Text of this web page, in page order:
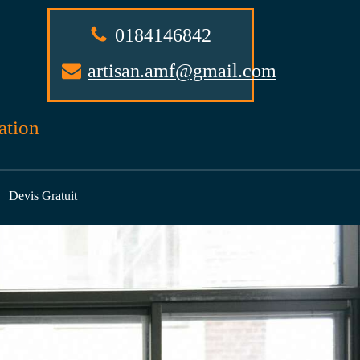
0184146842
artisan.amf@gmail.com
Devis Gratuit